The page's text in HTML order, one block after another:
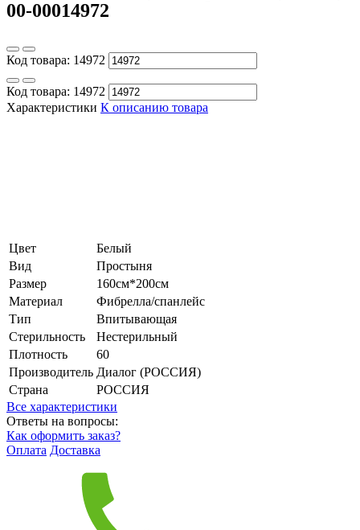
00-00014972
Код товара: 14972
Код товара: 14972
Характеристики К описанию товара
Цвет
Белый
Вид
Простыня
Размер
160см*200см
Материал
Фибрелла/спанлейс
Тип
Впитывающая
Стерильность
Нестерильный
Плотность
60
Производитель Диалог (РОССИЯ)
Страна
РОССИЯ
Все характеристики
Ответы на вопросы:
Как оформить заказ?
Оплата Доставка